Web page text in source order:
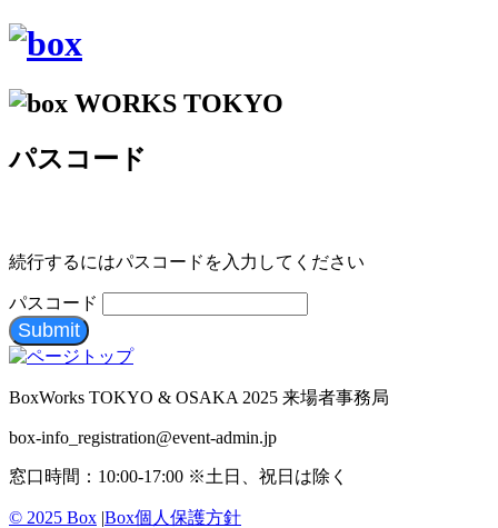
パスコード
続行するにはパスコードを入力してください
パスコード
Submit
BoxWorks TOKYO & OSAKA 2025 来場者事務局
box-info_registration@event-admin.jp
窓口時間：10:00-17:00 ※土日、祝日は除く
© 2025 Box |Box個人保護方針